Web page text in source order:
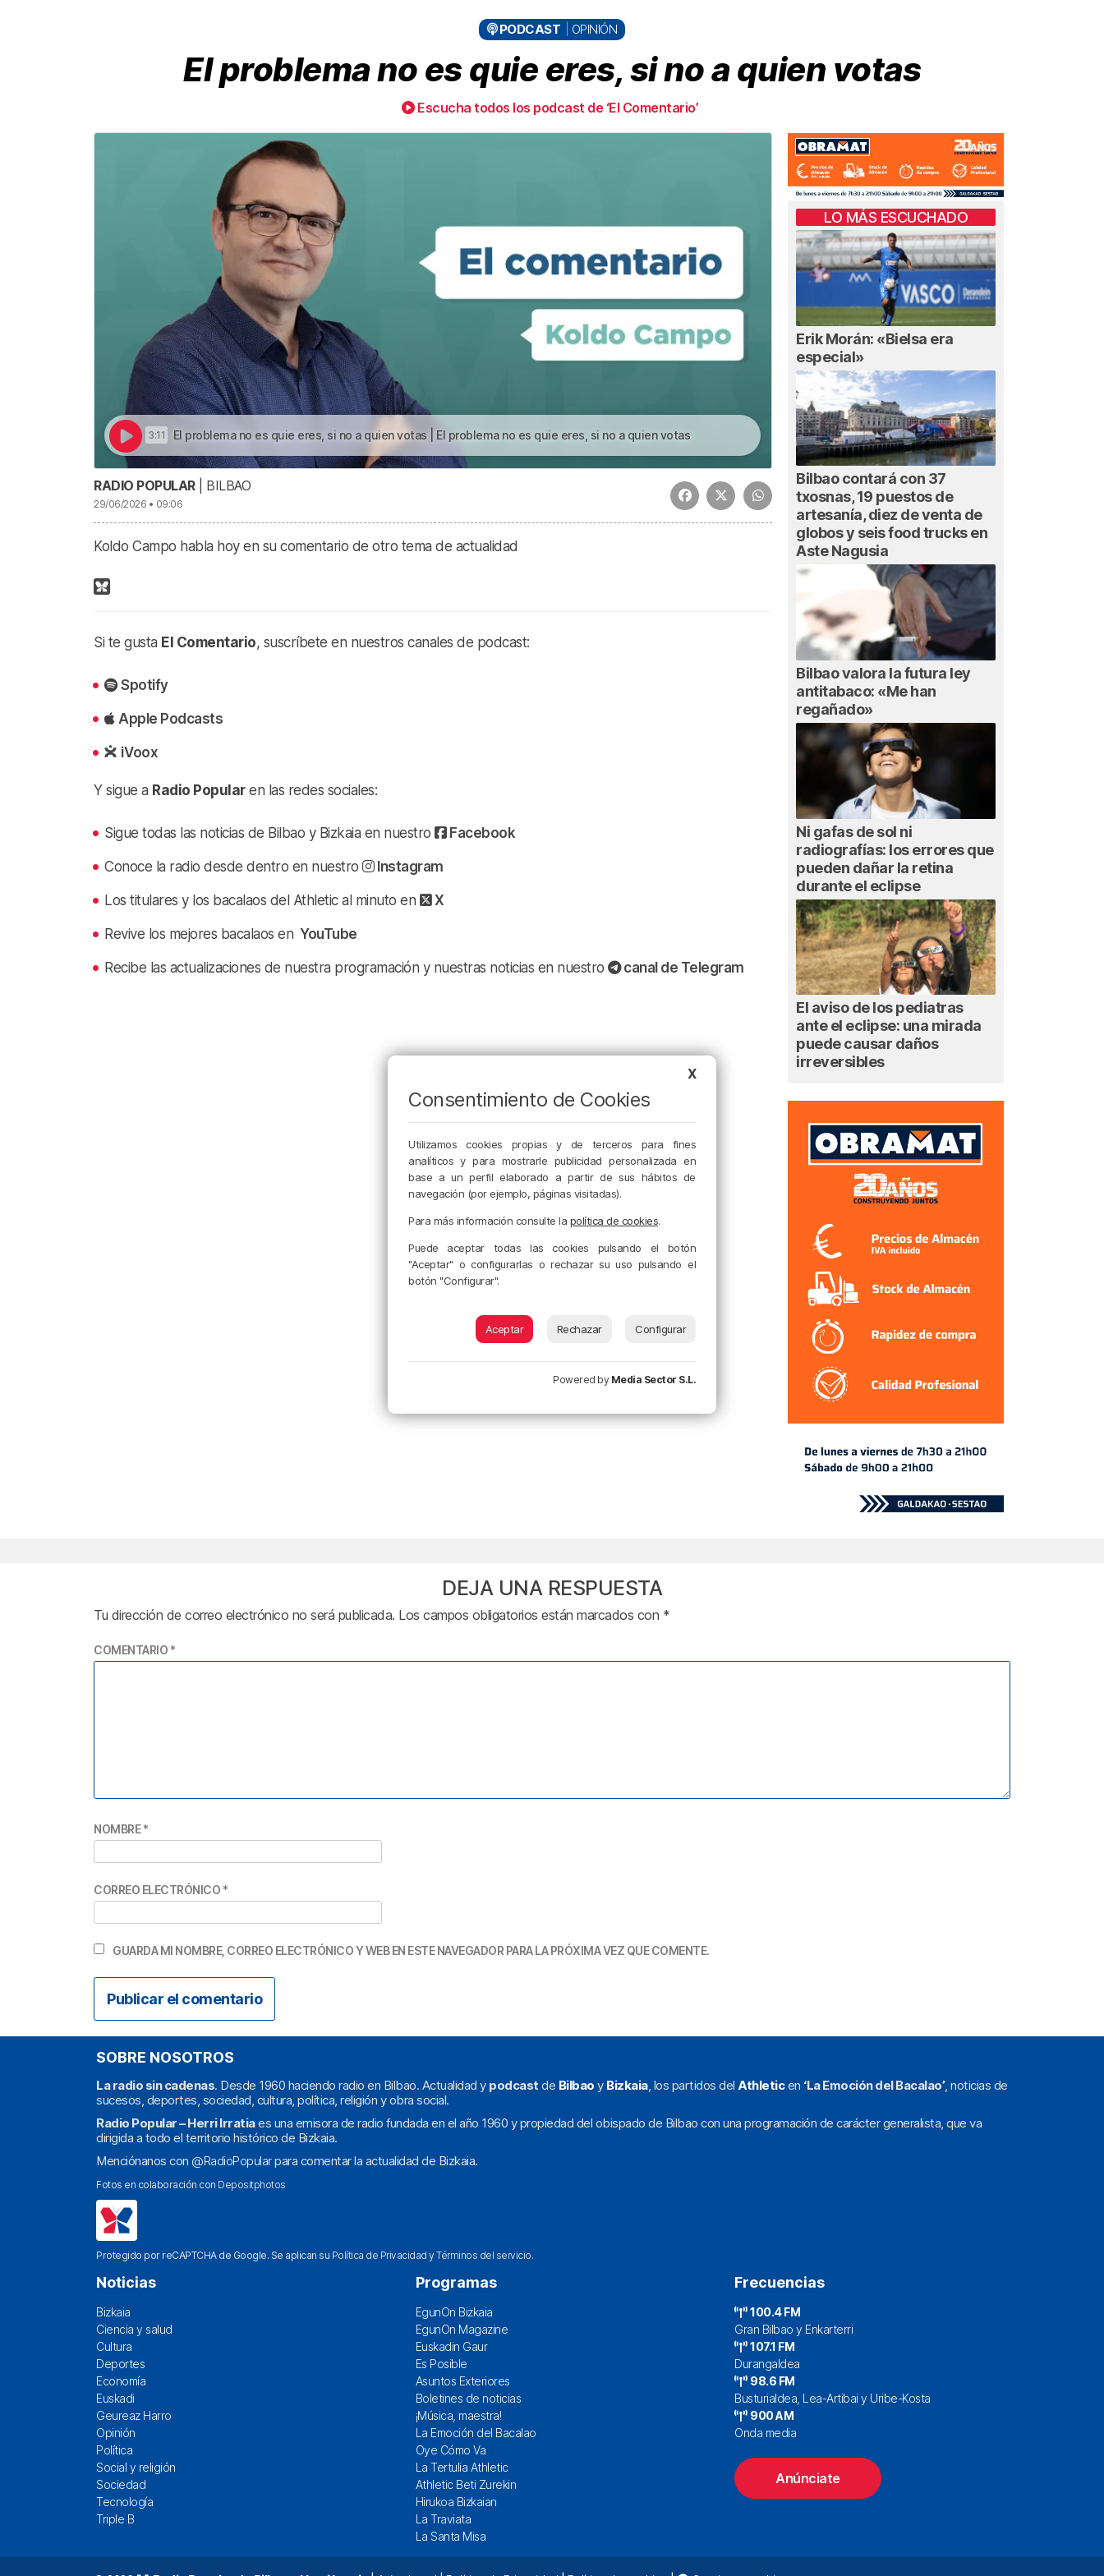
PODCAST OPINIÓN
El problema no es quie eres, si no a quien votas
Escucha todos los podcast de ‘El Comentario’
3:11 El problema no es quie eres, si no a quien votas | El problema no es quie eres, si no a quien votas
RADIO POPULAR| BILBAO
29/06/2026 • 09:06
Koldo Campo habla hoy en su comentario de otro tema de actualidad
Si te gusta El Comentario, suscríbete en nuestros canales de podcast:
Spotify
Apple Podcasts
iVoox
Y sigue a Radio Popularen las redes sociales:
Sigue todas las noticias de Bilbao y Bizkaia en nuestro Facebook
Conoce la radio desde dentro en nuestro Instagram
Los titulares y los bacalaos del Athletic al minuto en X
Revive los mejores bacalaos en YouTube
Recibe las actualizaciones de nuestra programación y nuestras noticias en nuestro canal de Telegram
LO MÁS ESCUCHADO
Erik Morán: «Bielsa era
especial»
Bilbao contará con 37
txosnas, 19 puestos de
artesanía, diez de venta de
globos y seis food trucks en
Aste Nagusia
Bilbao valora la futura ley
antitabaco: «Me han
regañado»
Ni gafas de sol ni
radiografías: los errores que
pueden dañar la retina
durante el eclipse
El aviso de los pediatras
ante el eclipse: una mirada
puede causar daños
irreversibles
DEJA UNA RESPUESTA
Tu dirección de correo electrónico no será publicada. Los campos obligatorios están marcados con *
COMENTARIO *
NOMBRE*
CORREO ELECTRÓNICO *
GUARDA MI NOMBRE, CORREO ELECTRÓNICO Y WEB EN ESTE NAVEGADOR PARA LA PRÓXIMA VEZ QUE COMENTE.
SOBRE NOSOTROS
La radio sin cadenas. Desde 1960 haciendo radio en Bilbao. Actualidad y podcast de Bilbao y Bizkaia, los partidos del Athleticen ‘La Emoción del Bacalao’, noticias de
sucesos, deportes, sociedad, cultura, política, religión y obra social.
Radio Popular – Herri Irratiaes una emisora de radio fundada en el año 1960 y propiedad del obispado de Bilbao con una programación de carácter generalista, que va
dirigida a todo el territorio histórico de Bizkaia.
Menciónanos con @RadioPopularpara comentar la actualidad de Bizkaia.
Fotos en colaboración con Depositphotos
Protegido por reCAPTCHA de Google. Se aplican su Política de Privacidad yTérminos del servicio.
Noticias
Bizkaia
Ciencia y salud
Cultura
Deportes
Economía
Euskadi
Geureaz Harro
Opinión
Política
Social y religión
Sociedad
Tecnología
Triple B
Programas
EgunOn Bizkaia
EgunOn Magazine
Euskadin Gaur
Es Posible
Asuntos Exteriores
Boletines de noticias
¡Música, maestra!
La Emoción del Bacalao
Oye Cómo Va
La Tertulia Athletic
Athletic Beti Zurekin
Hirukoa Bizkaian
La Traviata
La Santa Misa
Frecuencias
100.4 FM
Gran Bilbao y Enkarterri
107.1 FM
Durangaldea
98.6 FM
Busturialdea, Lea-Artibai y Uribe-Kosta
900 AM
Onda media
Anúnciate
X
Consentimiento de Cookies
Utilizamos cookies propias y de terceros para fines
analíticos y para mostrarle publicidad personalizada en
base a un perfil elaborado a partir de sus hábitos de
navegación (por ejemplo, páginas visitadas).
Para más información consulte la política de cookies.
Puede aceptar todas las cookies pulsando el botón
"Aceptar" o configurarlas o rechazar su uso pulsando el
botón "Configurar".
Aceptar Rechazar Configurar
Powered by Media Sector S.L.